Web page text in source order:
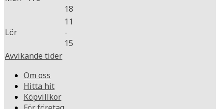
18
Lör
11
-
15
Avvikande tider
Om oss
Hitta hit
Köpvillkor